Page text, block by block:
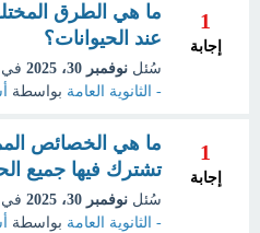
1
إجابة
ما هي الطرق
عند الحيوانات؟
سُئل نوفمبر 30، 2025 في
- الثانوية العامة بواسطة
1
إجابة
ما هي الخصائص
تشترك فيها جميع
سُئل نوفمبر 30، 2025 في
- الثانوية العامة بواسطة